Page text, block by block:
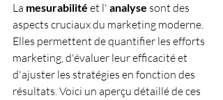
La mesurabilité et l' analyse sont des
aspects cruciaux du marketing moderne.
Elles permettent de quantifier les efforts
marketing, d'évaluer leur efficacité et
d'ajuster les stratégies en fonction des
résultats. Voici un aperçu détaillé de ces